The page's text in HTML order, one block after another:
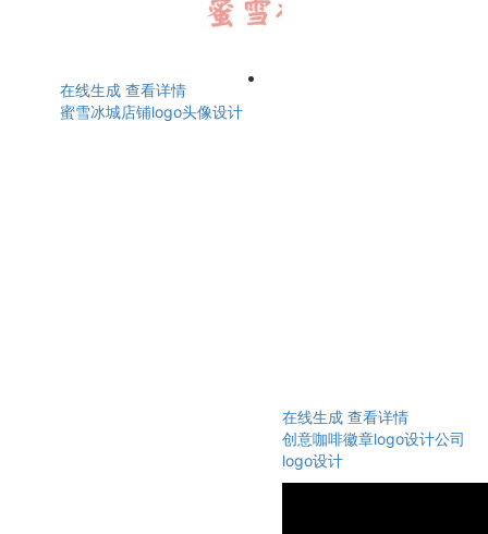
在线生成 查看详情
蜜雪冰城店铺logo头像设计
在线生成 查看详情
创意咖啡徽章logo设计公司
logo设计